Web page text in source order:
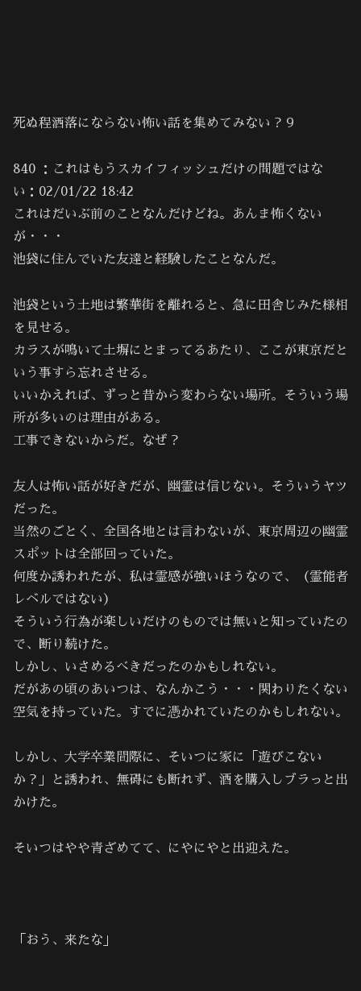
死ぬ程洒落にならない怖い話を集めてみない？９
840 ：これはもうスカイフィッシュだけの問題ではな
い：02/01/22 18:42
これはだいぶ前のことなんだけどね。あんま怖くない
が・・・
池袋に住んでいた友達と経験したことなんだ。
池袋という土地は繁華街を離れると、急に田舎じみた様相
を見せる。
カラスが鳴いて土塀にとまってるあたり、ここが東京だと
いう事すら忘れさせる。
いいかえれば、ずっと昔から変わらない場所。そういう場
所が多いのは理由がある。
工事できないからだ。なぜ？
友人は怖い話が好きだが、幽霊は信じない。そういうヤツ
だった。
当然のごとく、全国各地とは言わないが、東京周辺の幽霊
スポットは全部回っていた。
何度か誘われたが、私は霊感が強いほうなので、（霊能者
レベルではない）
そういう行為が楽しいだけのものでは無いと知っていたの
で、断り続けた。
しかし、いさめるべきだったのかもしれない。
だがあの頃のあいつは、なんかこう・・・関わりたくない
空気を持っていた。すでに憑かれていたのかもしれない。
しかし、大学卒業間際に、そいつに家に「遊びこない
か？」と誘われ、無碍にも断れず、酒を購入しブラっと出
かけた。
そいつはやや青ざめてて、にやにやと出迎えた。
「おう、来たな」